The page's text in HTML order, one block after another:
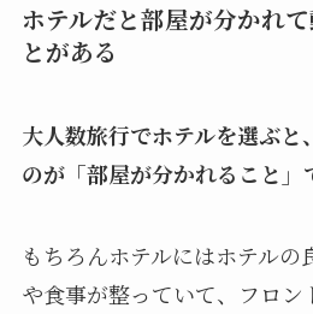
ホテルだと部屋が分かれ
とがある
大人数旅行でホテルを選ぶと
のが「部屋が分かれること」
もちろんホテルにはホテルの
や食事が整っていて、フロ